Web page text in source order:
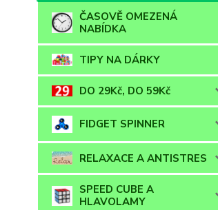
ČASOVĚ OMEZENÁ
NABÍDKA
TIPY NA DÁRKY
DO 29Kč, DO 59Kč
FIDGET SPINNER
RELAXACE A ANTISTRES
SPEED CUBE A
HLAVOLAMY